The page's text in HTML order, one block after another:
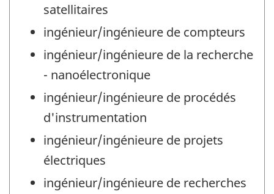
satellitaires
ingénieur/ingénieure de compteurs
ingénieur/ingénieure de la recherche
- nanoélectronique
ingénieur/ingénieure de procédés
d'instrumentation
ingénieur/ingénieure de projets
électriques
ingénieur/ingénieure de recherches